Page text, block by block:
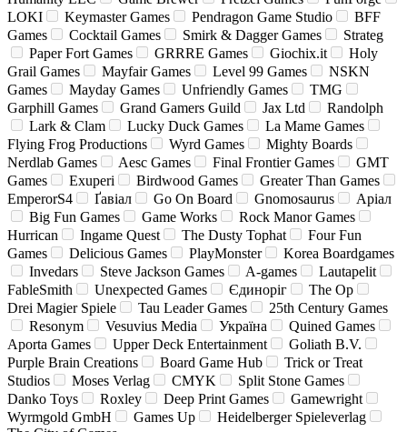
LOKI
Keymaster Games Pendragon Game Studio
BFF
Games
Cocktail Games Smirk & Dagger Games
Strateg
Paper Fort Games
GRRRE Games Giochix.it
Holy
Grail Games
Mayfair Games Level 99 Games
NSKN
Games
Mayday Games Unfriendly Games
TMG
Garphill Games
Grand Gamers Guild Jax Ltd
Randolph
Lark & Clam
Lucky Duck Games
La Mame Games
Flying Frog Productions
Wyrd Games
Mighty Boards
Nerdlab Games
Aesc Games Final Frontier Games
GMT
Games
Exuperi Birdwood Games
Greater Than Games
EmperorS4
Ґавіал Go On Board Gnomosaurus
Аріал
Big Fun Games
Game Works
Rock Manor Games
Hurrican
Ingame Quest The Dusty Tophat
Four Fun
Games
Delicious Games PlayMonster
Korea Boardgames
Invedars
Steve Jackson Games A-games
Lautapelit
FableSmith
Unexpected Games Єдиноріг
The Op
Drei Magier Spiele
Tau Leader Games
25th Century Games
Resonym
Vesuvius Media Україна
Quined Games
Aporta Games
Upper Deck Entertainment
Goliath B.V.
Purple Brain Creations
Board Game Hub
Trick or Treat
Studios
Moses Verlag CMYK
Split Stone Games
Danko Toys
Roxley Deep Print Games
Gamewright
Wyrmgold GmbH
Games Up
Heidelberger Spieleverlag